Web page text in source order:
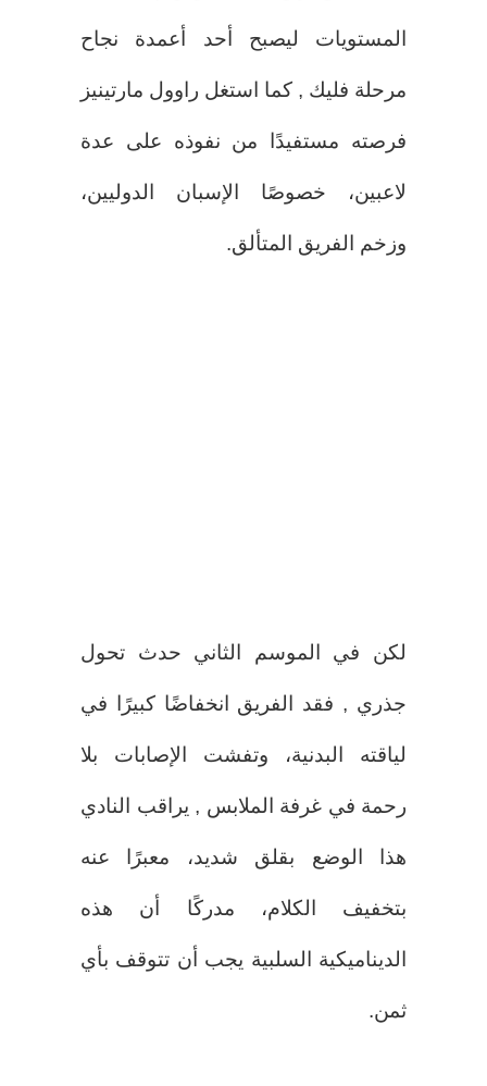
المستويات ليصبح أحد أعمدة نجاح
مرحلة فليك , كما استغل راوول مارتينيز
فرصته مستفيدًا من نفوذه على عدة
لاعبين، خصوصًا الإسبان الدوليين،
وزخم الفريق المتألق.
لكن في الموسم الثاني حدث تحول
جذري , فقد الفريق انخفاضًا كبيرًا في
لياقته البدنية، وتفشت الإصابات بلا
رحمة في غرفة الملابس , يراقب النادي
هذا الوضع بقلق شديد، معبرًا عنه
بتخفيف الكلام، مدركًا أن هذه
الديناميكية السلبية يجب أن تتوقف بأي
ثمن.